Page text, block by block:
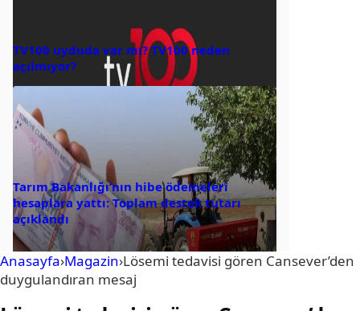
TV100 uyduda var mı? TV100 neden
açılmıyor?
Tarım Bakanlığı’nın hibe ödemeleri
hesaplara yattı: Toplam destek tutarı
açıklandı
Anasayfa›Magazin›Lösemi tedavisi gören Cansever’den
duygulandıran mesaj